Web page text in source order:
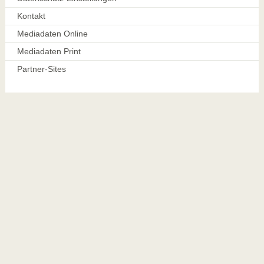
Kontakt
Mediadaten Online
Mediadaten Print
Partner-Sites